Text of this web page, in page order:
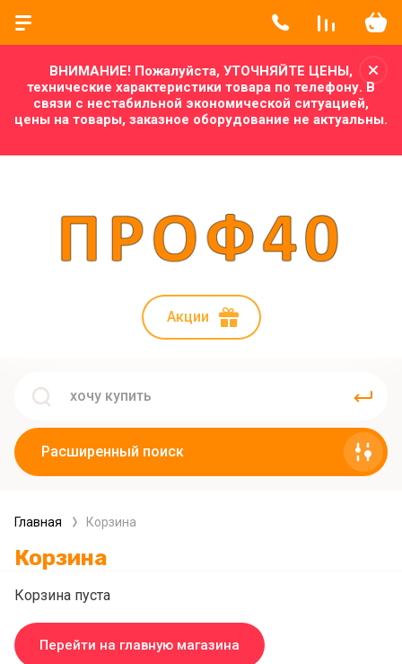
ВНИМАНИЕ! Пожалуйста, УТОЧНЯЙТЕ ЦЕНЫ,
технические характеристики товара по телефону. В
связи с нестабильной экономической ситуацией,
цены на товары, заказное оборудование не актуальны.
Акции
Расширенный поиск
Главная Корзина
Корзина
Корзина пуста
Перейти на главную магазина